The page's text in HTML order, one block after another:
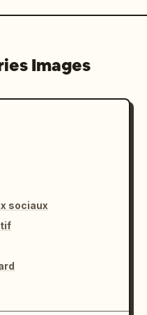
Images
sociaux